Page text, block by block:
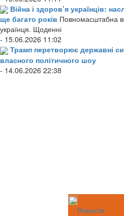
Війна і здоров’я українців:
ще багато років Повномасштабна
українця. Щоденні
- 15.06.2026 11:02
Трамп перетворює державні
власного політичного шоу
- 14.06.2026 22:38
Новости